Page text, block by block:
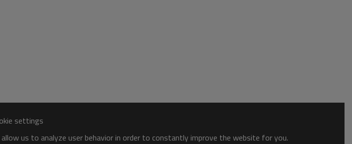
settings
us to analyze user behavior in order to constantly improve the website for you.